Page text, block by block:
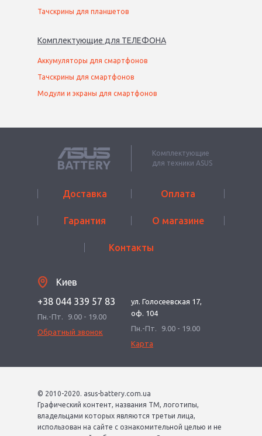
Тачскрины для планшетов
Комплектующие для ТЕЛЕФОНА
Аккумуляторы для смартфонов
Тачскрины для смартфонов
Модули и экраны для смартфонов
Комплектующие
для техники ASUS
Доставка Оплата
Гарантия О магазине
Контакты
Киев
+38 044 339 57 83
Пн.-Пт.
9.00 - 19.00
Обратный звонок
ул. Голосеевская 17,
оф. 104
Пн.-Пт.
9.00 - 19.00
Карта
© 2010-2020. asus-battery.com.ua
Графический контент, названия ТМ, логотипы,
владельцами которых являются третьи лица,
использован на сайте с ознакомительной целью и не